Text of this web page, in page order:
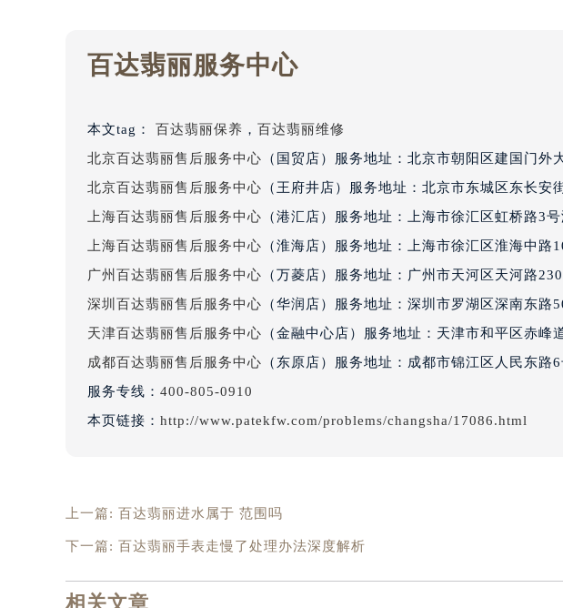
辽宁省锦州市古塔区中央大街百达翡丽售后服务中心（需提前
辽宁省铁岭市银州区南马路百达翡丽售后服务中心（需提前预
辽宁省营口市站前区市府路与渤海大街交叉口百达翡丽售后
辽宁省沈阳市沈河区中街路137号亨得利名表维修授权店1楼
辽宁省沈阳市沈河区中街路83号亨得利名表维修授权店1楼百
北京市朝阳区建国门外大街甲6号华熙国际中心D座11层
内蒙古自治区阿拉善盟市左旗土尔扈特大街百达翡丽售后服务
内蒙古自治区巴彦淖尔市临河区新华街百达翡丽售后服务中
内蒙古自治区包头市青山区幸福路甲3号王府井百货名表维修
内蒙古自治区赤峰市红山区哈达街百达翡丽售后服务中心（需
内蒙古自治区鄂尔多斯市东胜区伊金霍洛街百达翡丽售后服务
内蒙古自治区乌兰察布市集宁区恩和大街百达翡丽售后服务中
内蒙古自治区锡林郭勒盟市锡林浩特市光明街与额尔敦路交
百达翡丽服务中心
本文tag： 百达翡丽保养 ， 百达翡丽维修
北京百达翡丽售后服务中心 （国贸店）服务地址：北京市朝阳区建国门外
北京百达翡丽售后服务中心 （王府井店）服务地址：北京市东城区东长安
上海百达翡丽售后服务中心 （港汇店）服务地址：上海市徐汇区虹桥路3
上海百达翡丽售后服务中心 （淮海店）服务地址：上海市徐汇区淮海中路
广州百达翡丽售后服务中心 （万菱店）服务地址：广州市天河区天河路
深圳百达翡丽售后服务中心 （华润店）服务地址：深圳市罗湖区深南东路
天津百达翡丽售后服务中心 （金融中心店）服务地址：天津市和平区赤峰
成都百达翡丽售后服务中心 （东原店）服务地址：成都市锦江区人民东路
服务专线： 400-805-0910
本页链接： http://www.patekfw.com/problems/changsha/17086.html
上一篇: 百达翡丽进水属于 范围吗
下一篇: 百达翡丽手表走慢了处理办法深度解析
相关文章